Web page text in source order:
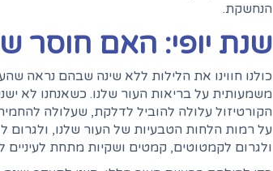
הנחשקת.
שנת יופי: האם חוסר
כולנו חווינו את הלילות ללא שינה שבהם נראה
משמעותית על בריאות העור שלנו. כשאנחנו לא
הקורטיזול עלולה להוביל לדלקת, שעלולה
על רמות הלחות הטבעיות של העור שלנו, ולגרום
ולגרום לקמטוטים, קמטים ושקיות מתחת לעיניים